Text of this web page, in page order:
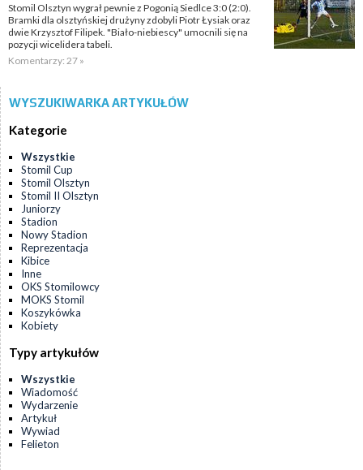
Stomil Olsztyn wygrał pewnie z Pogonią Siedlce 3:0 (2:0).
Bramki dla olsztyńskiej drużyny zdobyli Piotr Łysiak oraz
dwie Krzysztof Filipek. "Biało-niebiescy" umocnili się na
pozycji wicelidera tabeli.
Komentarzy: 27 »
WYSZUKIWARKA ARTYKUŁÓW
Kategorie
Wszystkie
Stomil Cup
Stomil Olsztyn
Stomil II Olsztyn
Juniorzy
Stadion
Nowy Stadion
Reprezentacja
Kibice
Inne
OKS Stomilowcy
MOKS Stomil
Koszykówka
Kobiety
Typy artykułów
Wszystkie
Wiadomość
Wydarzenie
Artykuł
Wywiad
Felieton